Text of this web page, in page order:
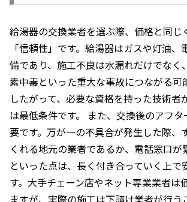
給湯器の交換業者を選ぶ際、価格と同じ
「信頼性」です。給湯器はガスや灯油
備であり、施工不良は水漏れだけでなく
素中毒といった重大な事故につながる可
したがって、必要な資格を持った技術者
は最低条件です。 また、交換後のアフ
要です。万が一の不具合が発生した際、
くれる地元の業者であるか、電話窓口が
といった点は、長く付き合っていく上で
す。大手チェーン店やネット専業業者は
ますが、実際の施工は下請け業者が行う